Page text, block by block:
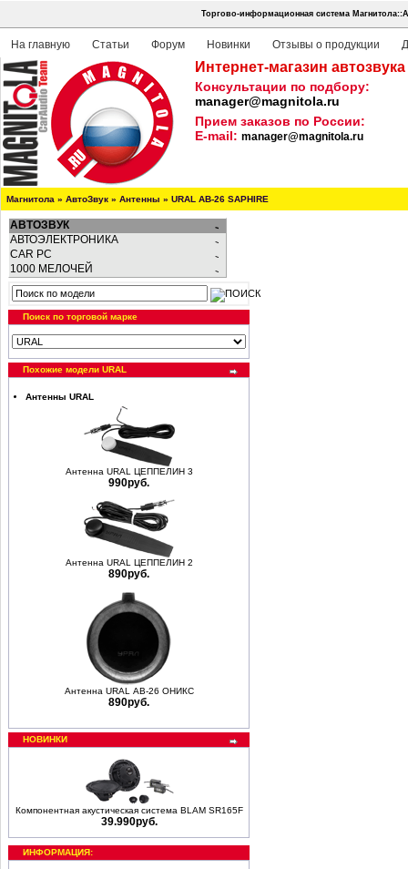
Торгово-информационная система
На главную Статьи Форум Новинки Отзывы о продукции
Интернет-магазин
Консультации по подбору:
manager@magnitola.ru
Прием заказов по России:
E-mail: manager@magnitola.ru
Магнитола » АвтоЗвук » Антенны » URAL AB-26 SAPHIRE
АВТОЗВУК
АВТОЭЛЕКТРОНИКА
CAR PC
1000 МЕЛОЧЕЙ
Поиск по торговой марке
Похожие модели URAL
Антенны URAL
Антенна URAL ЦЕППЕЛИН 3
990руб.
Антенна URAL ЦЕППЕЛИН 2
890руб.
Антенна URAL АВ-26 ОНИКС
890руб.
НОВИНКИ
Компонентная акустическая система BLAM SR165F
39.990руб.
ИНФОРМАЦИЯ: